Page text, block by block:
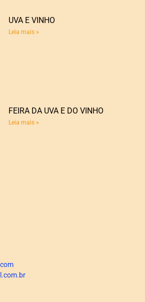
UVA E VINHO
Leia mais »
FEIRA DA UVA E DO VINHO
Leia mais »